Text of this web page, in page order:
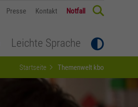
Leichte Sprache
Presse Kontakt Notfall
Startseite Themenwelt kbo